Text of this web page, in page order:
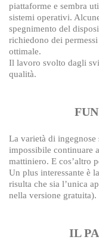
piattaforme e sembra
sistemi operativi.
spegnimento del
richiedono dei
ottimale.
Il lavoro svolto dagli
qualità.
La varietà di ingegnose
impossibile continuare
mattiniero. E cos’altro
Un plus interessante è
risulta che sia l’unica
nella versione gratuita).
IL